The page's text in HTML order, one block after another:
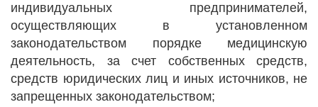
индивидуальных предпринимателей,
осуществляющих в установленном
законодательством порядке медицинскую
деятельность, за счет собственных средств,
средств юридических лиц и иных источников, не
запрещенных законодательством;